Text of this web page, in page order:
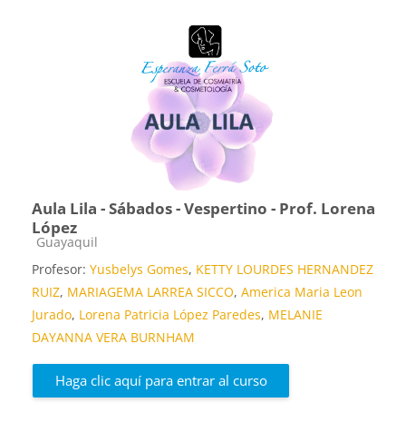
Aula Lila - Sábados - Vespertino - Prof. Lorena
López
Categoría de cursos
Guayaquil
Profesor: Yusbelys Gomes, KETTY LOURDES HERNANDEZ
RUIZ, MARIAGEMA LARREA SICCO, America Maria Leon
Jurado, Lorena Patricia López Paredes, MELANIE
DAYANNA VERA BURNHAM
Haga clic aquí para entrar al curso